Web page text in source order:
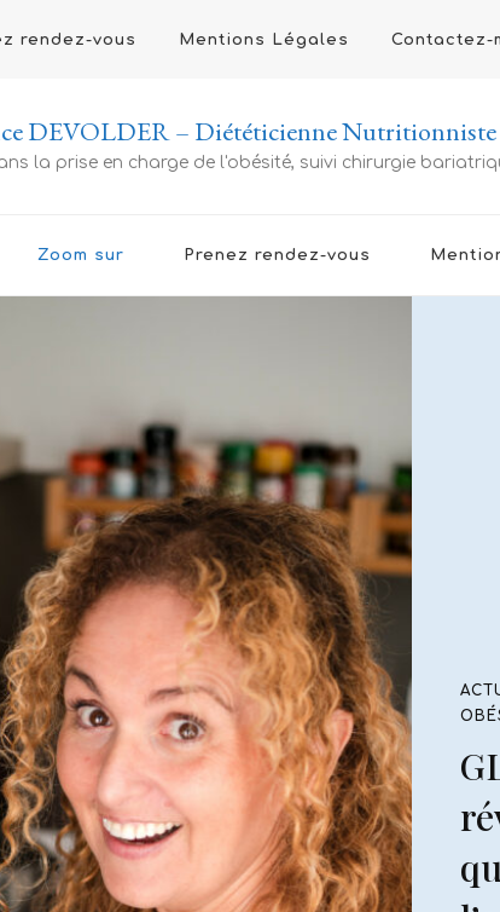
rendez-vous Mentions Légales Contactez-
DEVOLDER – Diététicienne Nutritionniste
la prise en charge de l'obésité, suivi chirurgie
Zoom sur Prenez rendez-vous